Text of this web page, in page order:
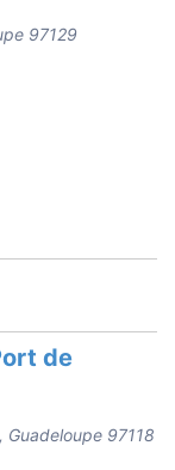
97129
de
, Guadeloupe 97118